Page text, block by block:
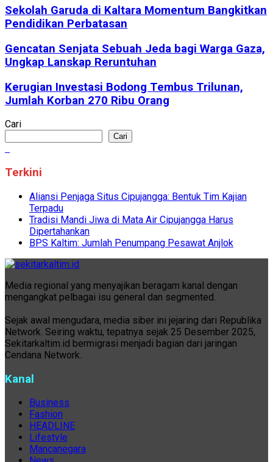
Sekolah Garuda di Kaltara Momentum Bangkitkan
Pendidikan Perbatasan
Gencatan Senjata Sebuah Jeda bagi Warga Gaza,
Ungkap Lanskap Reruntuhan
Kerugian Investasi Bodong Tembus Trilunan,
Jumlah Korban 270 Ribu Orang
Cari
Cari
Terkini
Aliansi Penjaga Situs Cipujangga: Bentuk Tim Kajian
Terpadu
Tradisi Mandi Jiwa di Mata Air Cipujangga Harus
Dipertahankan
BPS Kaltim: Jumlah Penumpang Pesawat Anjlok
Media regional yang menyajikan beragam kanal dengan
mengangkat pelbagai isu general dan segmented.
Sejak awal mengudara, media siber ini jejaring dari Republika
Network. Seiring waktu, tepatnya sejak 25 Desember 2025,
Sekitarkaltim.id bermigrasi menjadi bagian dari jaringan
Cendana Network.
Kanal
Business
Fashion
HEADLINE
Lifestyle
Mancanegara